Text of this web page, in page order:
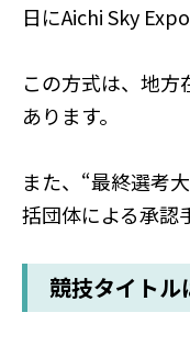
日にAichi Sky
この方式は、地
あります。
また、“最終選考
括団体による承認
競技タイトル